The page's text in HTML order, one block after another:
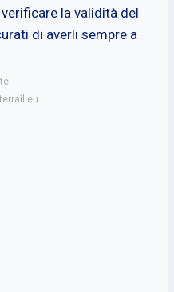
la validità del
di averli sempre a